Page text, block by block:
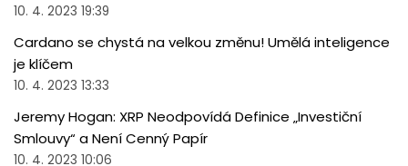
10. 4. 2023 19:39
Cardano se chystá na velkou změnu! Umělá inteligence
je klíčem
10. 4. 2023 13:33
Jeremy Hogan: XRP Neodpovídá Definice „Investiční
Smlouvy“ a Není Cenný Papír
10. 4. 2023 10:06